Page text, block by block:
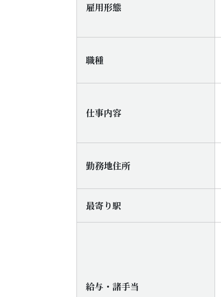
雇用形態
職種
仕事内容
勤務地住所
最寄り駅
給与・諸手当